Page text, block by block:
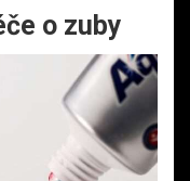
o zuby